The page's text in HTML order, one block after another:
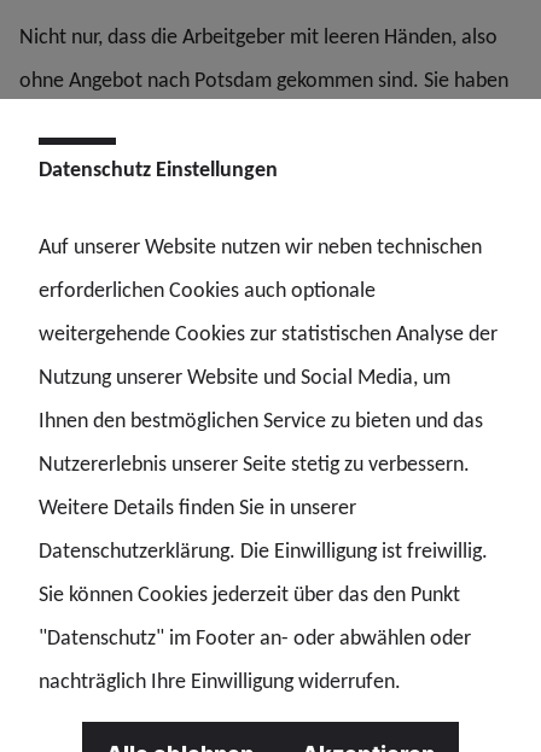
Nicht nur, dass die Arbeitgeber mit leeren Händen, also
ohne Angebot nach Potsdam gekommen sind. Sie haben
sie wollen den sogenannten „Arbeitsvorgang“ neu
- und damit schlussendlich weniger Geld. Für die
Gewerkschaften ein absolutes No-Go! Was die
Arbeitgeber wollen, ist ein Affront! „Dagegen müssen wir
uns alle wehren“, fordert Alex Engler.
Datenschutz Einstellungen
Auf unserer Website nutzen wir neben technischen
erforderlichen Cookies auch optionale
weitergehende Cookies zur statistischen Analyse der
Nutzung unserer Website und Social Media, um
Ihnen den bestmöglichen Service zu bieten und das
Nutzererlebnis unserer Seite stetig zu verbessern.
Weitere Details finden Sie in unserer
Datenschutzerklärung. Die Einwilligung ist freiwillig.
Sie können Cookies jederzeit über das den Punkt
"Datenschutz" im Footer an- oder abwählen oder
nachträglich Ihre Einwilligung widerrufen.